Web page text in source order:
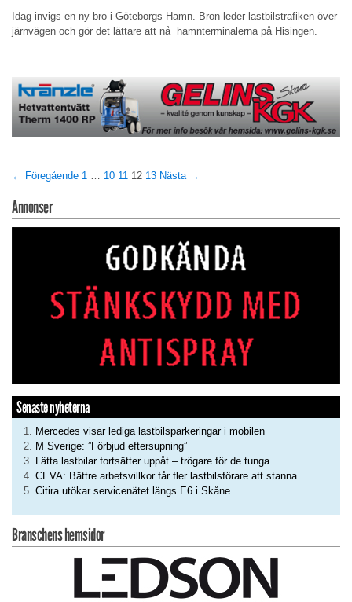
Idag invigs en ny bro i Göteborgs Hamn. Bron leder lastbilstrafiken över
järnvägen och gör det lättare att nå hamnterminalerna på Hisingen.
← Föregående 1 10 11 12 13 Nästa →
Annonser
Senaste nyheterna
Mercedes visar lediga lastbilsparkeringar i mobilen
M Sverige: ”Förbjud eftersupning”
Lätta lastbilar fortsätter uppåt – trögare för de tunga
CEVA: Bättre arbetsvillkor får fler lastbilsförare att stanna
Citira utökar servicenätet längs E6 i Skåne
Branschens hemsidor